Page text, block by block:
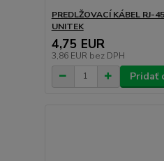
PREDLŽOVACÍ KÁBEL RJ-
UNITEK
4,75 EUR
3,86 EUR bez DPH
Pridať